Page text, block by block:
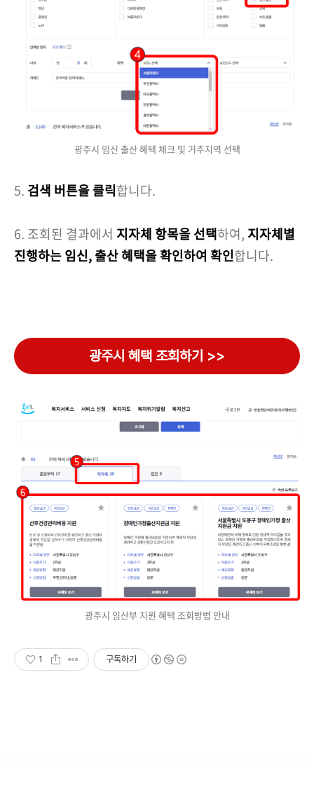
광주시 임신 출산 혜택 체크 및 거주지역 선택
5. 검색 버튼을 클릭합니다.
6. 조회된 결과에서 지자체 항목을 선택하여, 지자체별
진행하는 임신, 출산 혜택을 확인하여 확인합니다.
광주시 혜택 조회하기 >>
광주시 임산부 지원 혜택 조회방법 안내
1 구독하기